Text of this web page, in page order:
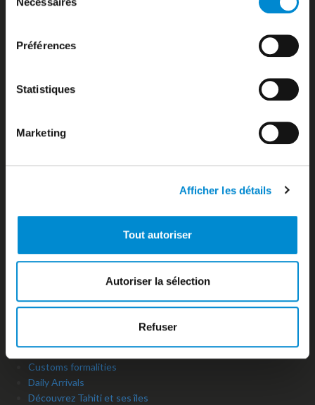
Préférences
Statistiques
Marketing
Afficher les détails
Tout autoriser
Autoriser la sélection
Refuser
Boutiques Duty Free
Bureau de change
Car parks
Carte des destinations
Comment venir à l’aéroport Tahiti Faa’a ?
Contact
Cookies policy
Currency exchange
Customs formalities
Daily Arrivals
Découvrez Tahiti et ses îles